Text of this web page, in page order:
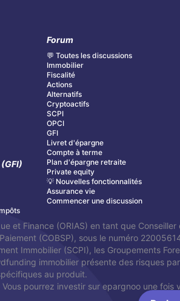
Forum
💬 Toutes les discussions
Immobilier
Fiscalité
Actions
Alternatifs
Cryptoactifs
SCPI
OPCI
GFI
Livret d'épargne
Compte à terme
Plan d'épargne retraite
Private equity
💡 Nouvelles fonctionnalités
Assurance vie
Commencer une discussion
et Finance (ORIAS) en tant que
(COBSP), sous le numéro
Immobilier (SCPI), les Groupements
immobilier présente des risques
au produit.
pourrez investir sur epargnoo une fois